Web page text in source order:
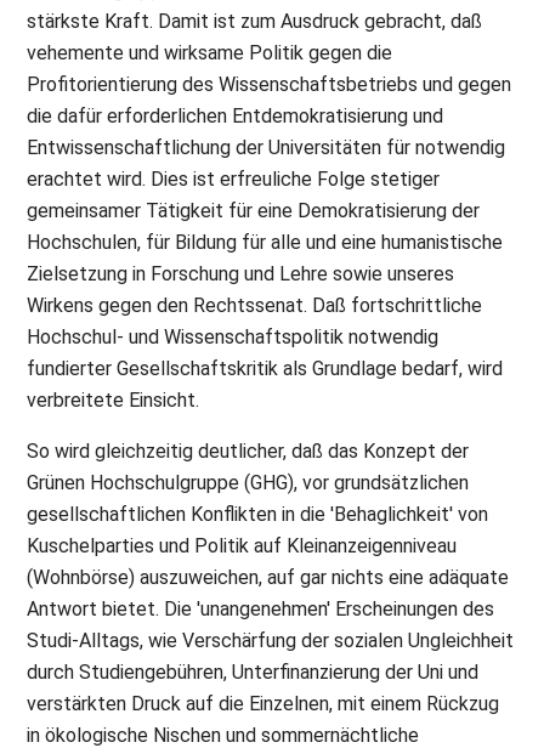
stärkste Kraft. Damit ist zum Ausdruck gebracht, daß
vehemente und wirksame Politik gegen die
Profitorientierung des Wissenschaftsbetriebs und gegen
die dafür erforderlichen Entdemokratisierung und
Entwissenschaftlichung der Universitäten für notwendig
erachtet wird. Dies ist erfreuliche Folge stetiger
gemeinsamer Tätigkeit für eine Demokratisierung der
Hochschulen, für Bildung für alle und eine humanistische
Zielsetzung in Forschung und Lehre sowie unseres
Wirkens gegen den Rechtssenat. Daß fortschrittliche
Hochschul- und Wissenschaftspolitik notwendig
fundierter Gesellschaftskritik als Grundlage bedarf, wird
verbreitete Einsicht.
So wird gleichzeitig deutlicher, daß das Konzept der
Grünen Hochschulgruppe (GHG), vor grundsätzlichen
gesellschaftlichen Konflikten in die 'Behaglichkeit' von
Kuschelparties und Politik auf Kleinanzeigenniveau
(Wohnbörse) auszuweichen, auf gar nichts eine adäquate
Antwort bietet. Die 'unangenehmen' Erscheinungen des
Studi-Alltags, wie Verschärfung der sozialen Ungleichheit
durch Studiengebühren, Unterfinanzierung der Uni und
verstärkten Druck auf die Einzelnen, mit einem Rückzug
in ökologische Nischen und sommernächtliche